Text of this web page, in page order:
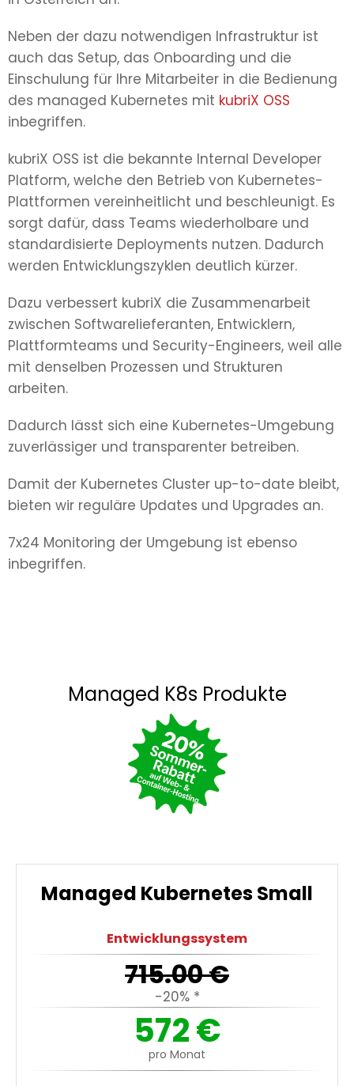
Neben der dazu notwendigen Infrastruktur ist
auch das Setup, das Onboarding und die
Einschulung für Ihre Mitarbeiter in die Bedienung
des managed Kubernetes mit kubriX OSS
inbegriffen.
kubriX OSS ist die bekannte Internal Developer
Platform, welche den Betrieb von Kubernetes-
Plattformen vereinheitlicht und beschleunigt. Es
sorgt dafür, dass Teams wiederholbare und
standardisierte Deployments nutzen. Dadurch
werden Entwicklungszyklen deutlich kürzer.
Dazu verbessert kubriX die Zusammenarbeit
zwischen Softwarelieferanten, Entwicklern,
Plattformteams und Security-Engineers, weil alle
mit denselben Prozessen und Strukturen
arbeiten.
Dadurch lässt sich eine Kubernetes-Umgebung
zuverlässiger und transparenter betreiben.
Damit der Kubernetes Cluster up-to-date bleibt,
bieten wir reguläre Updates und Upgrades an.
7x24 Monitoring der Umgebung ist ebenso
inbegriffen.
Managed K8s Produkte
Managed Kubernetes Small
Entwicklungssystem
715.00€
-20% *
572€
pro Monat